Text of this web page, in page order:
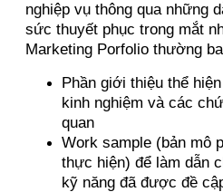
nghiệp vụ thông qua những
sức thuyết phục trong mắt
Marketing Porfolio thường
Phần giới thiệu thể
kinh nghiệm và các
quan
Work sample (bản mô
thực hiện) để làm dẫn
kỹ năng đã được đề